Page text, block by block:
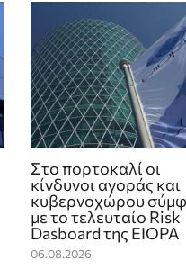
Στο πορτοκαλί οι
κίνδυνοι αγοράς και
κυβερνοχώρου
με το τελευταίο Risk
Dasboard της EIOPA
06.08.2026